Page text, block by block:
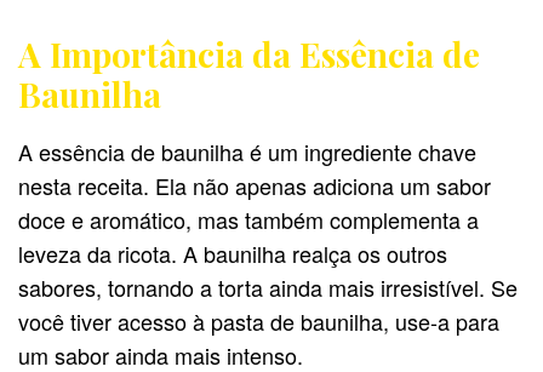
A Importância da Essência de
Baunilha
A essência de baunilha é um ingrediente chave
nesta receita. Ela não apenas adiciona um sabor
doce e aromático, mas também complementa a
leveza da ricota. A baunilha realça os outros
sabores, tornando a torta ainda mais irresistível. Se
você tiver acesso à pasta de baunilha, use-a para
um sabor ainda mais intenso.